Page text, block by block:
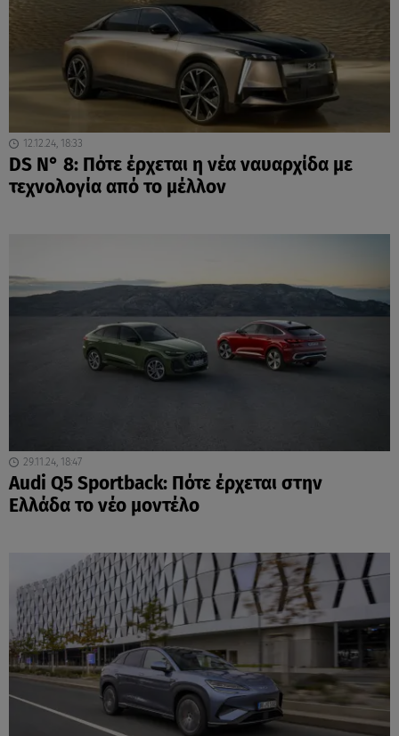
12.12.24, 18:33
DS Ν° 8: Πότε έρχεται η νέα ναυαρχίδα με
τεχνολογία από το μέλλον
29.11.24, 18:47
Audi Q5 Sportback: Πότε έρχεται στην
Ελλάδα το νέο μοντέλο